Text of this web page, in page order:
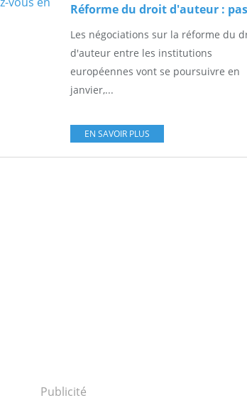
Les négociations sur la réforme du
d'auteur entre les institutions
européennes vont se poursuivre en
janvier,...
EN SAVOIR PLUS
Publicité